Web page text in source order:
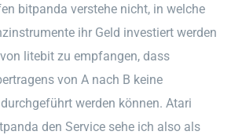
bitpanda verstehe nicht, in welche
ihr Geld investiert werden
litebit zu empfangen, dass
von A nach B keine
werden können. Atari
den Service sehe ich also als